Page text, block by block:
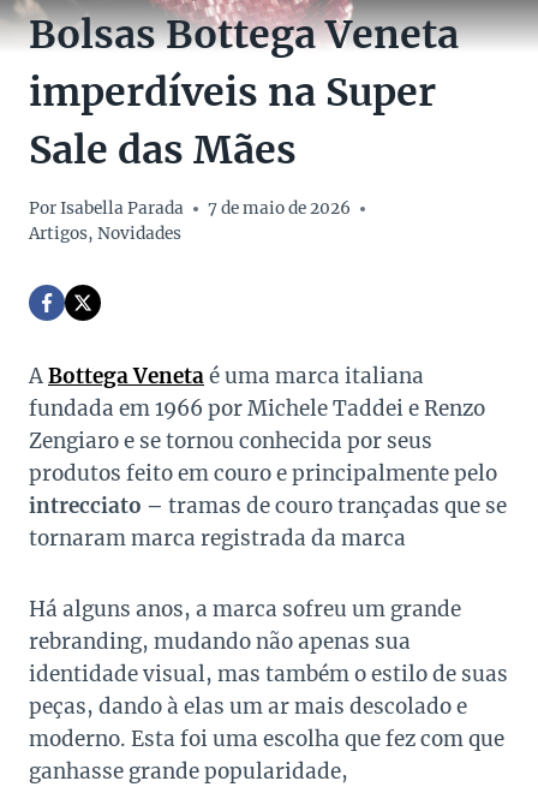
Bolsas Bottega Veneta
imperdíveis na Super
Sale das Mães
PorIsabella Parada
7 de maio de 2026
Artigos, Novidades
ABottega Venetaé uma marca italiana
fundada em 1966 por Michele Taddei e Renzo
Zengiaro e se tornou conhecida por seus
produtos feito em couro e principalmente pelo
intrecciato – tramas de couro trançadas que se
tornaram marca registrada da marca
Há alguns anos, a marca sofreu um grande
rebranding, mudando não apenas sua
identidade visual, mas também o estilo de suas
peças, dando à elas um ar mais descolado e
moderno. Esta foi uma escolha que fez com que
ganhasse grande popularidade,